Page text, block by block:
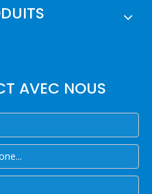
AVEC NOUS